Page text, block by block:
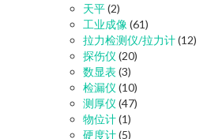
天平(2)
工业成像 (61)
拉力检测仪/拉力计(12)
探伤仪 (20)
数显表(3)
检漏仪 (10)
测厚仪 (47)
物位计(1)
硬度计(5)